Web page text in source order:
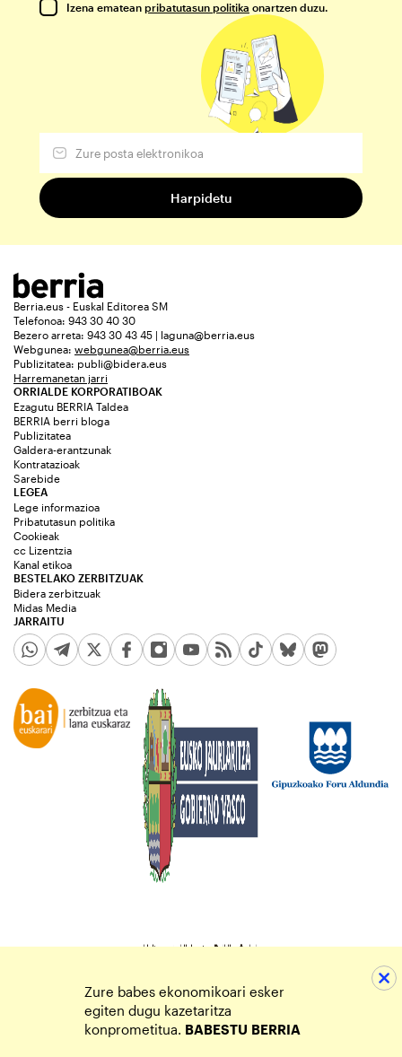
Izena ematean pribatutasun politika onartzen duzu.
Berria.eus - Euskal Editorea SM
Telefonoa: 943 30 40 30
Bezero arreta: 943 30 43 45 | laguna@berria.eus
Webgunea: webgunea@berria.eus
Publizitatea: publi@bidera.eus
Harremanetan jarri
ORRIALDE KORPORATIBOAK
Ezagutu BERRIA Taldea
BERRIA berri bloga
Publizitatea
Galdera-erantzunak
Kontratazioak
Sarebide
JARRAITU
LEGEA
Lege informazioa
Pribatutasun politika
Cookieak
cc Lizentzia
Kanal etikoa
BESTELAKO ZERBITZUAK
Bidera zerbitzuak
Midas Media
Zure babes ekonomikoari esker
egiten dugu kazetaritza
konprometitua. BABESTU BERRIA